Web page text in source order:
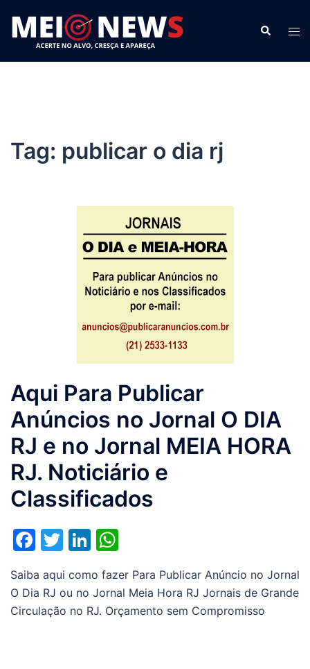
para
conteúdo
Search
Tag: publicar o dia rj
Aqui Para Publicar
Anúncios no Jornal O DIA
RJ e no Jornal MEIA HORA
RJ. Noticiário e
Classificados
Facebook
TwitterLinkedIn
Saiba aqui como fazer Para Publicar Anúncio no Jornal
O Dia RJ ou no Jornal Meia Hora RJ Jornais de Grande
Circulação no RJ. Orçamento sem Compromisso